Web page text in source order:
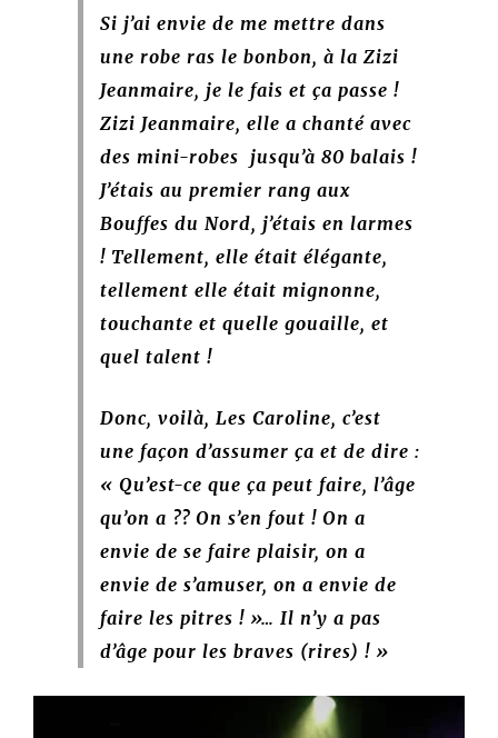
Si j’ai envie de me mettre dans
une robe ras le bonbon, à la Zizi
Jeanmaire, je le fais et ça passe !
Zizi Jeanmaire, elle a chanté avec
des mini-robes jusqu’à 80 balais !
J’étais au premier rang aux
Bouffes du Nord, j’étais en larmes
! Tellement, elle était élégante,
tellement elle était mignonne,
touchante et quelle gouaille, et
quel talent !
Donc, voilà, Les Caroline, c’est
une façon d’assumer ça et de dire :
« Qu’est-ce que ça peut faire, l’âge
qu’on a ?? On s’en fout ! On a
envie de se faire plaisir, on a
envie de s’amuser, on a envie de
faire les pitres ! »… Il n’y a pas
d’âge pour les braves (rires) ! »